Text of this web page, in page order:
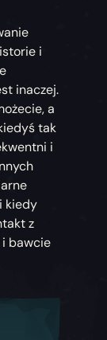
i
inaczej.
a
tak
i
kiedy
z
bawcie